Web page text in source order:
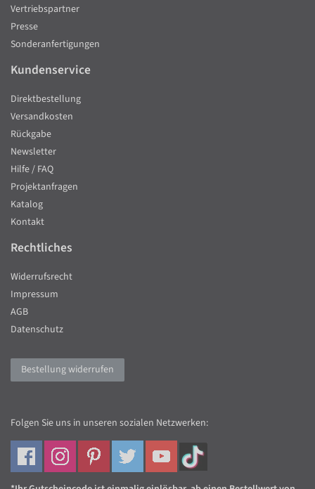
Vertriebspartner
Presse
Sonderanfertigungen
Kundenservice
Direktbestellung
Versandkosten
Rückgabe
Newsletter
Hilfe / FAQ
Projektanfragen
Katalog
Kontakt
Rechtliches
Widerrufsrecht
Impressum
AGB
Datenschutz
Bestellung widerrufen
Folgen Sie uns in unseren sozialen Netzwerken: